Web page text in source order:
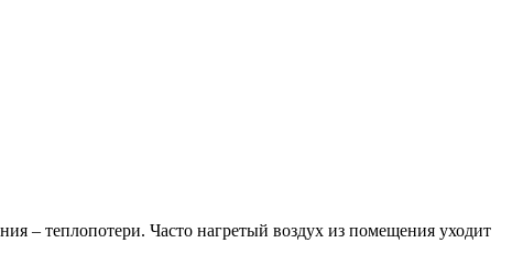
– теплопотери. Часто нагретый воздух из помещения уходит